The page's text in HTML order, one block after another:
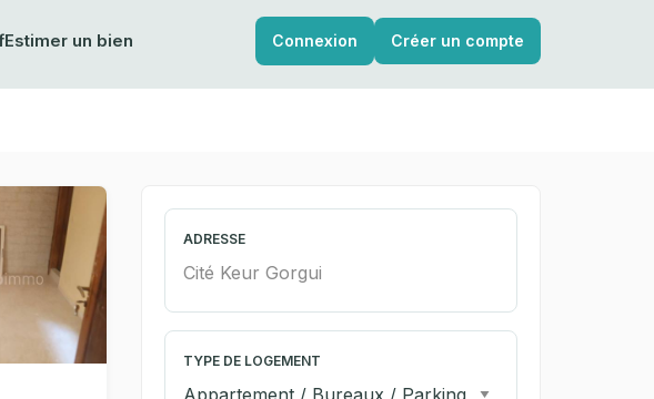
Estimer un bien Connexion Créer un compte
ADRESSE
TYPE DE LOGEMENT